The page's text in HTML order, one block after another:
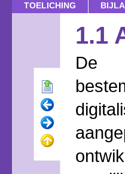
TOELICHING
1.1
De